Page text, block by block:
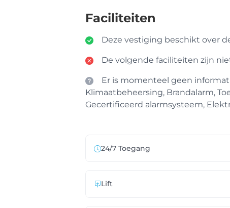
Faciliteiten
Deze vestiging beschikt over
De volgende faciliteiten zijn
Er is momenteel geen
Klimaatbeheersing, Brandalarm,
Gecertificeerd alarmsysteem,
24/7 Toegang
Lift